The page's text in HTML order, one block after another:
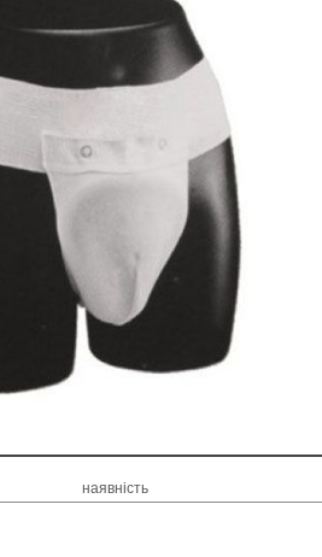
наявність